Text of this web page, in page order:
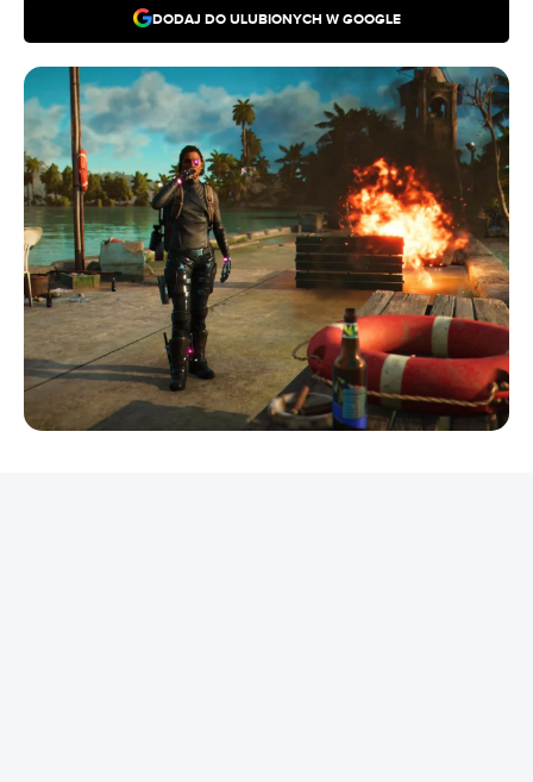
DODAJ DO ULUBIONYCH W GOOGLE